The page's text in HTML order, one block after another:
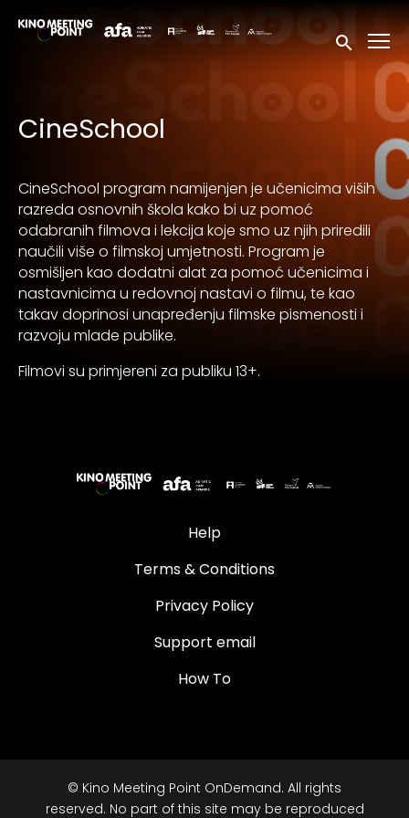
Accessibility Links
Submit
CineSchool
CineSchool program namijenjen je učenicima viših
razreda osnovnih škola kako bi uz pomoć
odabranih filmova i lekcija koje smo uz njih priredili
naučili više o filmskoj umjetnosti. Program je
osmišljen kao dodatni alat za pomoć učenicima i
nastavnicima u redovnoj nastavi o filmu, te kao
takav doprinosi unapređenju filmske pismenosti i
razvoju mlade publike.
Filmovi su primjereni za publiku 13+.
Help
Terms & Conditions
Privacy Policy
Support email
How To
© Kino Meeting Point OnDemand. All rights
reserved. No part of this site may be reproduced